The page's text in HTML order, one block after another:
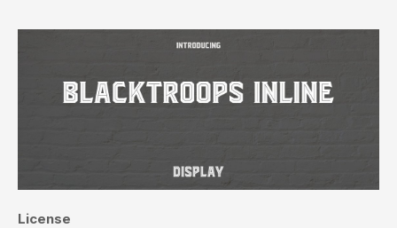
License